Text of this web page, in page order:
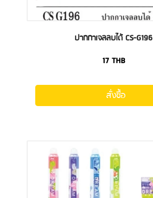
ปากกาเจลลบได้ CS-G196
17THB
สั่งซื้อ